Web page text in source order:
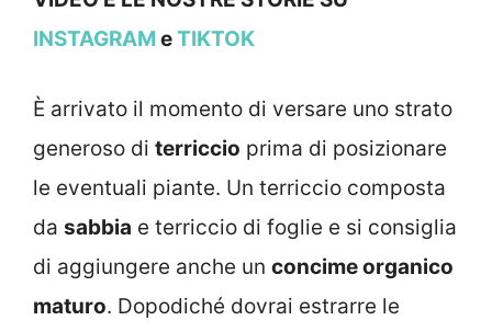
INSTAGRAMeTIKTOK
È arrivato il momento di versare uno strato
generoso di terriccio prima di posizionare
le eventuali piante. Un terriccio composta
da sabbia e terriccio di foglie e si consiglia
di aggiungere anche un concime organico
maturo. Dopodiché dovrai estrarre le